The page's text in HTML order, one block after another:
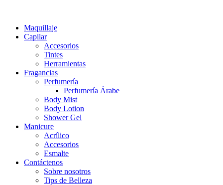
Maquillaje
Capilar
Accesorios
Tintes
Herramientas
Fragancias
Perfumería
Perfumería Árabe
Body Mist
Body Lotion
Shower Gel
Manicure
Acrílico
Accesorios
Esmalte
Contáctenos
Sobre nosotros
Tips de Belleza